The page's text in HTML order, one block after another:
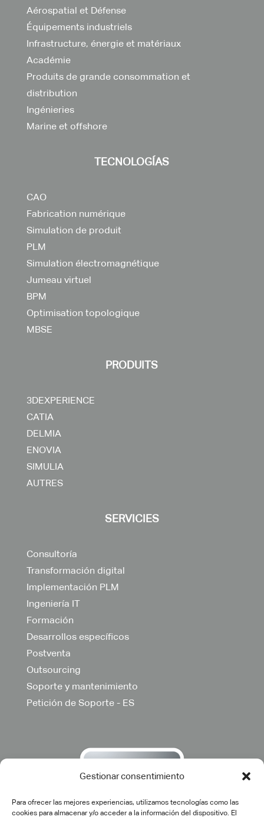
Gestionar consentimiento
Para ofrecer las mejores experiencias, utilizamos tecnologías como las
cookies para almacenar y/o acceder a la información del dispositivo. El
Aérospatial et Défense
Équipements industriels
Infrastructure, énergie et matériaux
Académie
Produits de grande consommation et
distribution
Ingénieries
Marine et offshore
TECNOLOGÍAS
CAO
Fabrication numérique
Simulation de produit
PLM
Simulation électromagnétique
Jumeau virtuel
BPM
Optimisation topologique
MBSE
PRODUITS
3DEXPERIENCE
CATIA
DELMIA
ENOVIA
SIMULIA
AUTRES
SERVICIES
Consultoría
Transformación digital
Implementación PLM
Ingeniería IT
Formación
Desarrollos específicos
Postventa
Outsourcing
Soporte y mantenimiento
Petición de Soporte - ES